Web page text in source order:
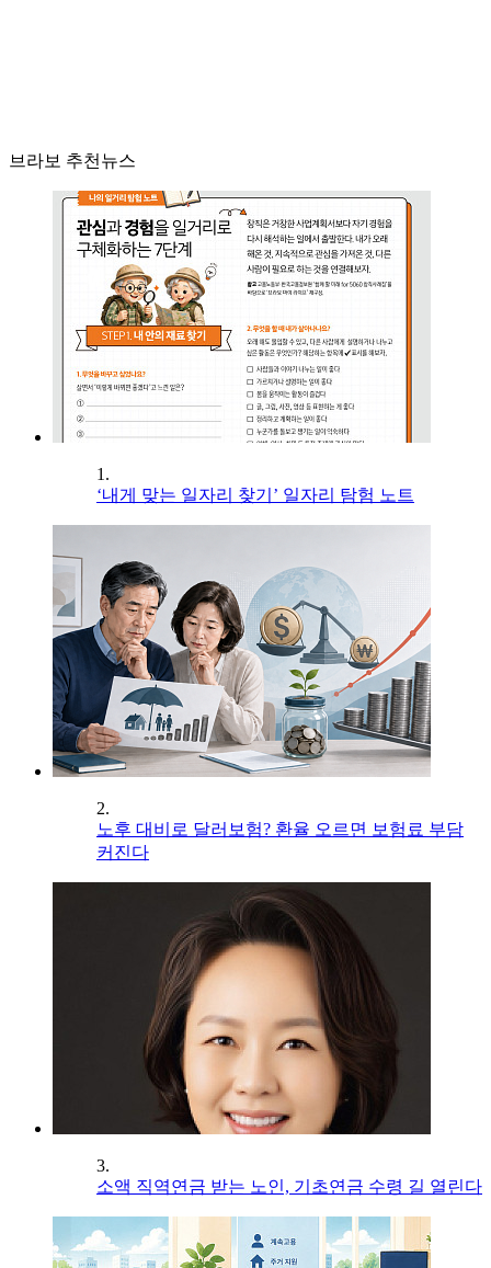
브라보 추천뉴스
1.
‘내게 맞는 일자리 찾기’ 일자리 탐험 노트
2.
노후 대비로 달러보험? 환율 오르면 보험료 부담
커진다
3.
소액 직역연금 받는 노인, 기초연금 수령 길 열린다